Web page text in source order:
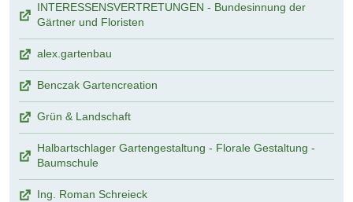
INTERESSENSVERTRETUNGEN - Bundesinnung der
Gärtner und Floristen
alex.gartenbau
Benczak Gartencreation
Grün & Landschaft
Halbartschlager Gartengestaltung - Florale Gestaltung -
Baumschule
Ing. Roman Schreieck